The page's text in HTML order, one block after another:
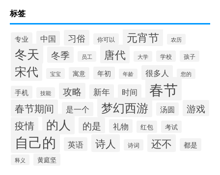
标签
专业 中国 习俗 你可以 元宵节 农历
冬天 冬季 员工 唐代 大学 学校 孩子
宋代 宝宝 寓意 年初 年龄 很多人 您的
手机 技能 攻略 新年 时间 春节
春节期间 是一个 梦幻西游 汤圆 游戏
疫情 的人 的是 礼物 红包 考试
自己的 英语 诗人 诗词 还不 都是
释义 黄庭坚